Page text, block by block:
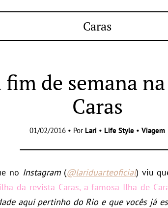
Caras
fim de semana
Caras
01/02/2016 • Por Lari • Life Style • Viagem
no Instagram(@lariduarteoficial) viu
da revista Caras, a famosa Ilha de
aqui pertinho do Rio e que vocês já